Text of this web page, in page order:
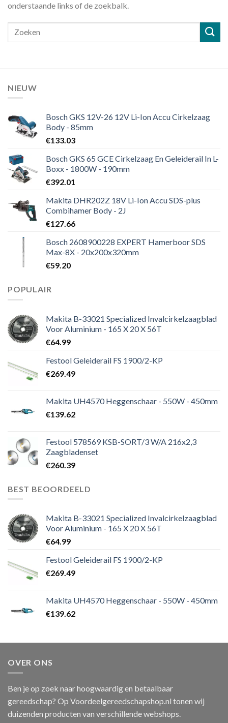
onderstaande links of de zoekbalk.
NIEUW
Bosch GKS 12V-26 12V Li-Ion Accu Cirkelzaag
Body - 85mm
€133.03
Bosch GKS 65 GCE Cirkelzaag En Geleiderail In L-
Boxx - 1800W - 190mm
€392.01
Makita DHR202Z 18V Li-Ion Accu SDS-plus
Combihamer Body - 2J
€127.66
Bosch 2608900228 EXPERT Hamerboor SDS
Max-8X - 20x200x320mm
€59.20
POPULAIR
Makita B-33021 Specialized Invalcirkelzaagblad
Voor Aluminium - 165 X 20 X 56T
€64.99
Festool Geleiderail FS 1900/2-KP
€269.49
Makita UH4570 Heggenschaar - 550W - 450mm
€139.62
Festool 578569 KSB-SORT/3 W/A 216x2,3
Zaagbladenset
€260.39
BEST BEOORDEELD
Makita B-33021 Specialized Invalcirkelzaagblad
Voor Aluminium - 165 X 20 X 56T
€64.99
Festool Geleiderail FS 1900/2-KP
€269.49
Makita UH4570 Heggenschaar - 550W - 450mm
€139.62
OVER ONS
Ben je op zoek naar hoogwaardig en betaalbaar
gereedschap? Op Voordeelgereedschapshop.nl tonen wij
duizenden producten van verschillende webshops.